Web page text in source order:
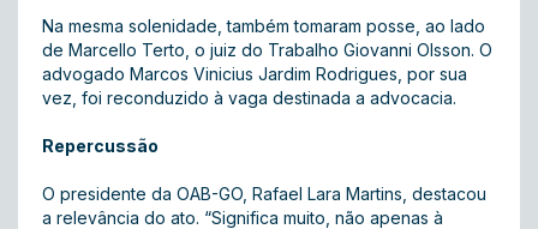
Na mesma solenidade, também tomaram posse, ao lado
de Marcello Terto, o juiz do Trabalho Giovanni Olsson. O
advogado Marcos Vinicius Jardim Rodrigues, por sua
vez, foi reconduzido à vaga destinada a advocacia.
Repercussão
O presidente da OAB-GO, Rafael Lara Martins, destacou
a relevância do ato. “Significa muito, não apenas à